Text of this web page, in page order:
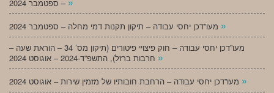
– ספטמבר 2024
»
מעו”דכן יחסי עבודה – חוק פיצויי פיטורים (תיקון מס’ 34 – הוראת שעה –
»
»